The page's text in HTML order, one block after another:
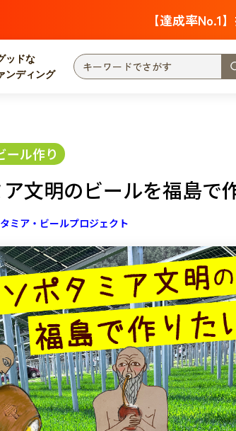
【達成率No.1
ッドな
ンディング
す
災害
社会貢献
北海道・東北
関東 茨城 栃木
中部 新潟 富山
近畿 三重 滋賀
中国 鳥取 島根
四国 徳島 香川
九州・沖縄 福岡 佐賀
ール作り
文明のビールを福島で
ミア・ビールプロジェクト